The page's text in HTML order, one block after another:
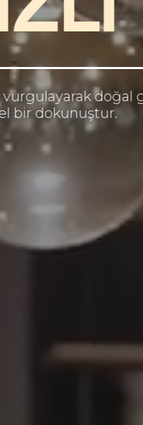
doğal
bir dokunuştur.